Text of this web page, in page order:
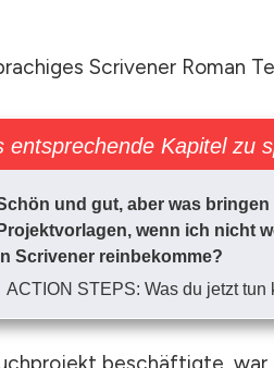
Scrivener Roman
Kapitel zu
und gut, aber was bringen
Projektvorlagen, wenn ich nicht
Scrivener reinbekomme?
ACTION STEPS: Was du jetzt tun